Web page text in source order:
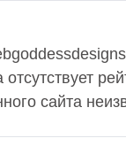
сайта